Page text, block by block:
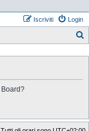
Login
Iscriviti